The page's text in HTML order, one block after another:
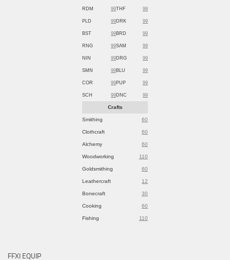
RDM 99THF 99
PLD 99DRK 99
BST 99BRD 99
RNG 99SAM 99
NIN 99DRG 99
SMN 99BLU 99
COR 99PUP 99
SCH 99DNC 99
Crafts
Smithing 60
Clothcraft 60
Alchemy 60
Woodworking 110
Goldsmithing 60
Leathercraft 12
Bonecraft 30
Cooking 60
Fishing 110
FFXI EQUIP